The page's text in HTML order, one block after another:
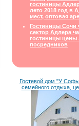
гостиницы
лето 2018 год в
мест, оптовая
Гостиницы Сочи
сектор Адлера
гостиницы цены
посредников
Гостевой дом "У
семейного отдыха,